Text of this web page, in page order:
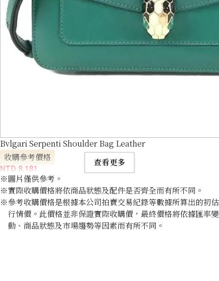
Bvlgari Serpenti Shoulder Bag Leather
收購參考價格
NTD 8,181
查看更多
※圖片僅供參考。
※實際收購價格將依商品狀態及配件是否齊全而有所不同。
※參考收購價格是根據本公司拍賣交易紀錄等數據所算出的初估
行情價。此價格並非保證實際收購價，最終價格將依據匯率變
動、商品狀態及市場趨勢等因素而有所不同。